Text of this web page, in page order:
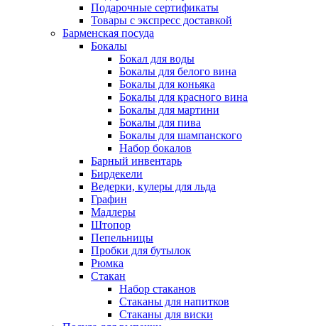
Подарочные сертификаты
Товары с экспресс доставкой
Барменская посуда
Бокалы
Бокал для воды
Бокалы для белого вина
Бокалы для коньяка
Бокалы для красного вина
Бокалы для мартини
Бокалы для пива
Бокалы для шампанского
Набор бокалов
Барный инвентарь
Бирдекели
Ведерки, кулеры для льда
Графин
Мадлеры
Штопор
Пепельницы
Пробки для бутылок
Рюмка
Стакан
Набор стаканов
Стаканы для напитков
Стаканы для виски